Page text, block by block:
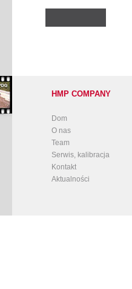
HMP COMPANY
Dom
O nas
Team
Serwis, kalibracja
Kontakt
Aktualności